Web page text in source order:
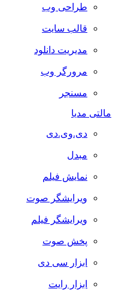
طراحی وب
قالب سایت
مدیریت دانلود
مرورگر وب
مسنجر
مالتی مدیا
دی.وی.دی
مبدل
نمایش فیلم
ویرایشگر صوت
ویرایشگر فیلم
پخش صوت
ابزار سی دی
ابزار رایت